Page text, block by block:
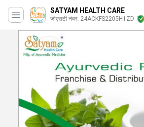
SATYAM HEALTH CARE
जीएसटी नंबर. 24ACKFS2205H1ZD